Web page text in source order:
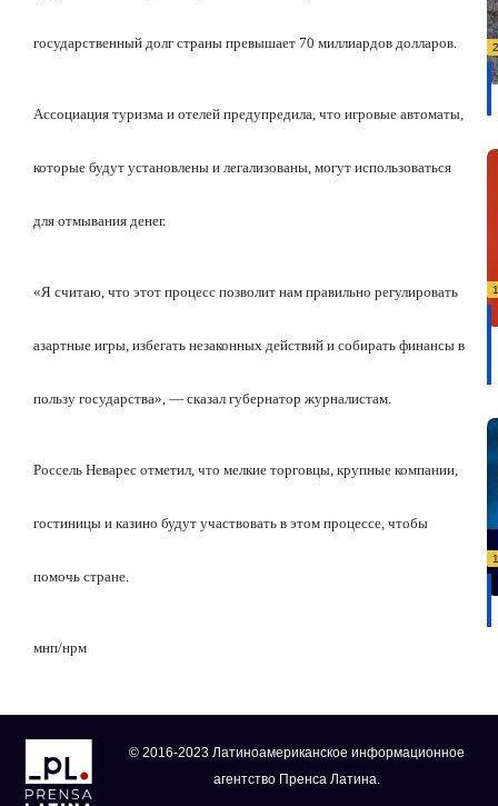
государственный долг страны превышает 70 миллиардов долларов.
Ассоциация туризма и отелей предупредила, что игровые автоматы,
которые будут установлены и легализованы, могут использоваться
для отмывания денег.
«Я считаю, что этот процесс позволит нам правильно регулировать
азартные игры, избегать незаконных действий и собирать финансы в
пользу государства», — сказал губернатор журналистам.
Россель Неварес отметил, что мелкие торговцы, крупные компании,
гостиницы и казино будут участвовать в этом процессе, чтобы
помочь стране.
мнп/нрм
© 2016-2023 Латиноамериканское информационное
агентство Пренса Латина.